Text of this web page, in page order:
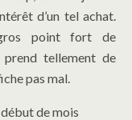
d’un tel achat.
point fort de
tellement de
pas mal.
de mois